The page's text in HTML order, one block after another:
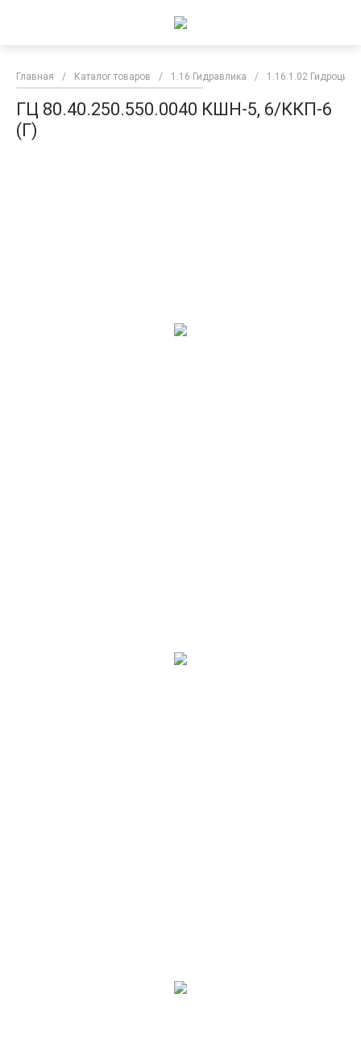
Главная / Каталог товаров / 1.16 Гидравлика / 1.16.1.02
ГЦ 80.40.250.550.0040 КШН-5, 6/ККП-6
(Г)